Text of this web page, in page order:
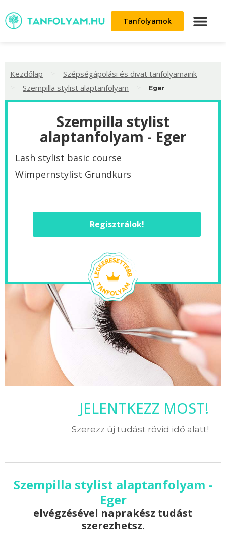
Tanfolyamok
Kezdőlap Szépségápolási és divat tanfolyamaink
Szempilla stylist alaptanfolyam Eger
Szempilla stylist
alaptanfolyam - Eger
Lash stylist basic course
Wimpernstylist Grundkurs
Regisztrálok!
JELENTKEZZ MOST!
Szerezz új tudást rövid idő alatt!
Szempilla stylist alaptanfolyam -
Eger
elvégzésével naprakész tudást
szerezhetsz.